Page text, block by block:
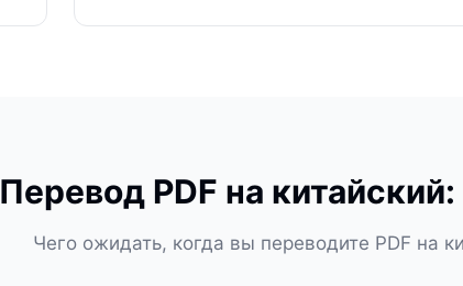
Перевод PDF на
Чего ожидать, когда вы переводите PDF на